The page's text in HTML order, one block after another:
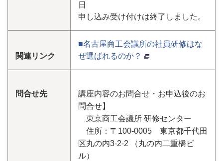
日
申し込み受け付けは終了しました。
関連リンク
■名古屋商工会議所の社員研修はな
ぜ選ばれるのか？
問合せ先
講座内容のお問合せ・お申込後のお
問合せ】
東京商工会議所 研修センター
住所：〒100-0005 東京都千代田
区丸の内3-2-2 （丸の内二重橋ビ
ル）